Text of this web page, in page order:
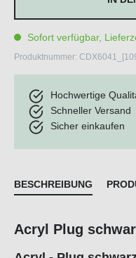
Sofort verfügbar,
Produktnummer:
Hochwertige
Schneller Versand
Sicher einkaufen
BESCHREIBUNG
Acryl Plug